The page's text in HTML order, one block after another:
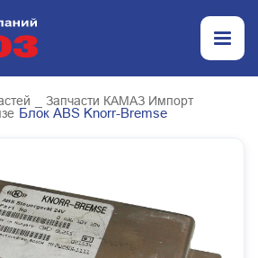
_ Запчасти КАМАЗ Импорт
Блок ABS Knorr-Bremse